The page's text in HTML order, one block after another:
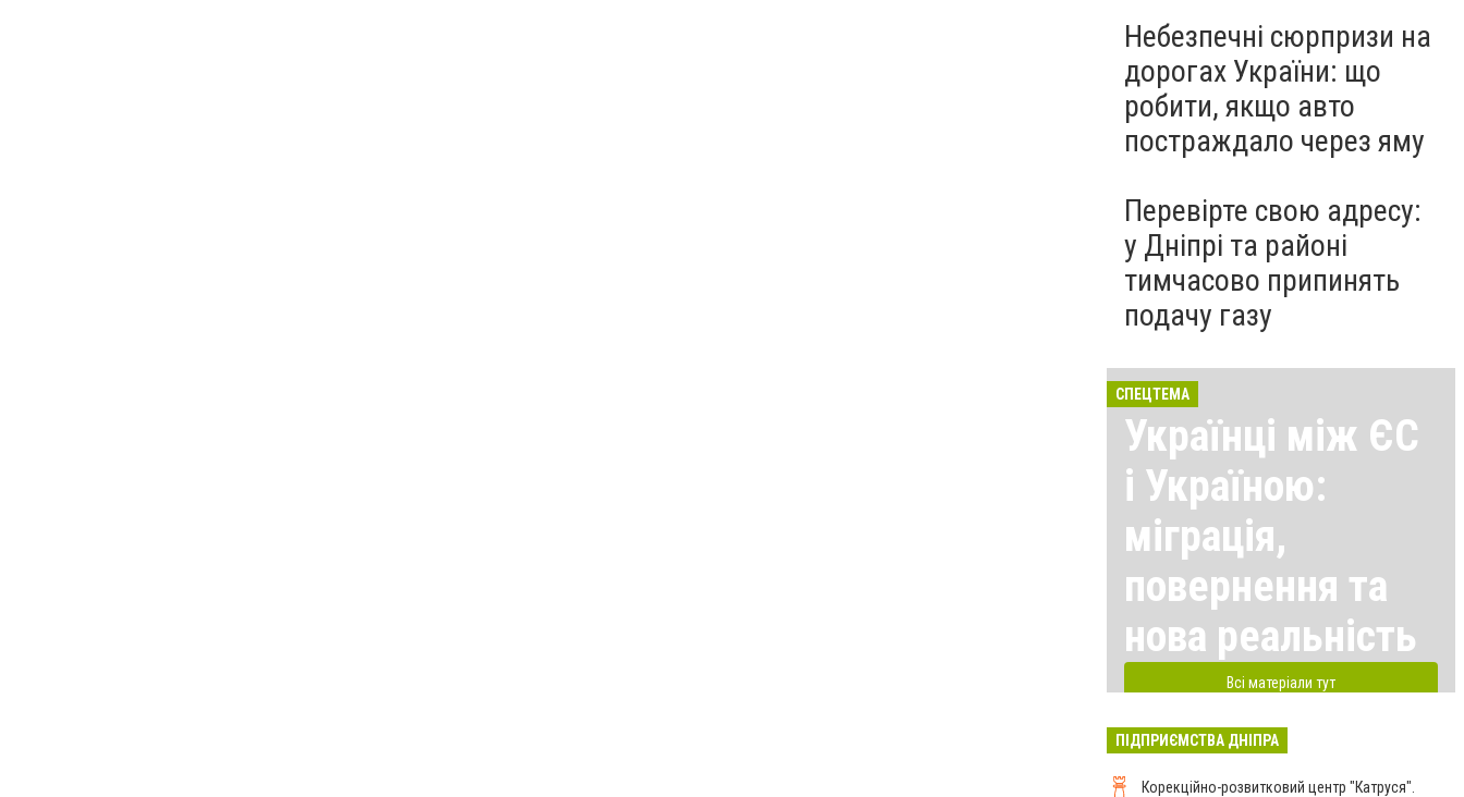
Небезпечні сюрпризи на
дорогах України: що
робити, якщо авто
постраждало через яму
Перевірте свою адресу:
у Дніпрі та районі
тимчасово припинять
подачу газу
СПЕЦТЕМА
Українці між ЄС
і Україною:
міграція,
повернення та
нова реальність
Всі матеріали тут
ПІДПРИЄМСТВА ДНІПРА
Корекційно-розвитковий центр "Катруся".